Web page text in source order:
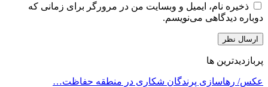
ذخیره نام، ایمیل و وبسایت من در مرورگر برای زمانی که
دوباره دیدگاهی می‌نویسم.
پربازدیدترین ها
عکس/ رهاسازی پرندگان شکاری در منطقه حفاظت…